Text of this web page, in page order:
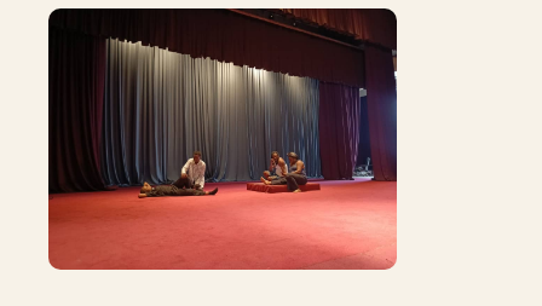
Facebook
LinkedIn
mail